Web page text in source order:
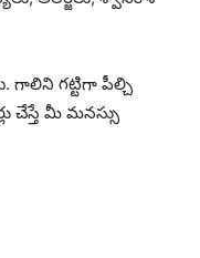
గట్టిగా పీల్చి
చేస్తే మీ మనస్సు